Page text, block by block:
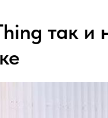
так и